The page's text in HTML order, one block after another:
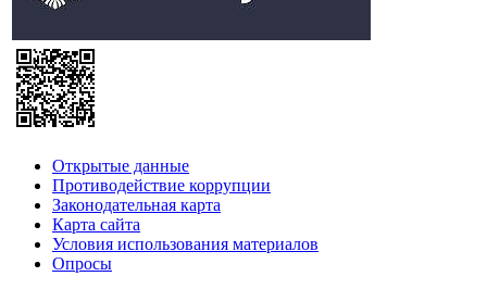
Открытые данные
Противодействие коррупции
Законодательная карта
Карта сайта
Условия использования материалов
Опросы